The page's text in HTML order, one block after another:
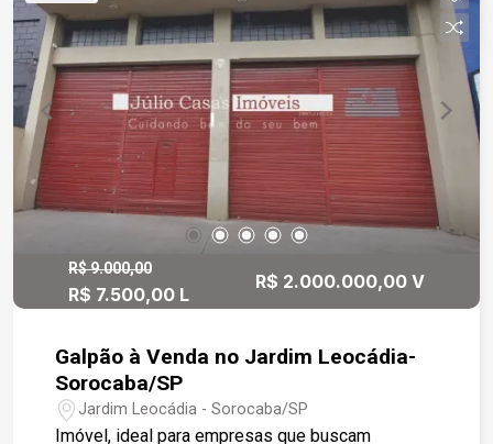
R$ 9.000,00
R$ 7.500,00 L
R$ 2.000.000,00 V
Galpão à Venda no Jardim Leocádia-
Sorocaba/SP
Jardim Leocádia - Sorocaba/SP
Imóvel, ideal para empresas que buscam